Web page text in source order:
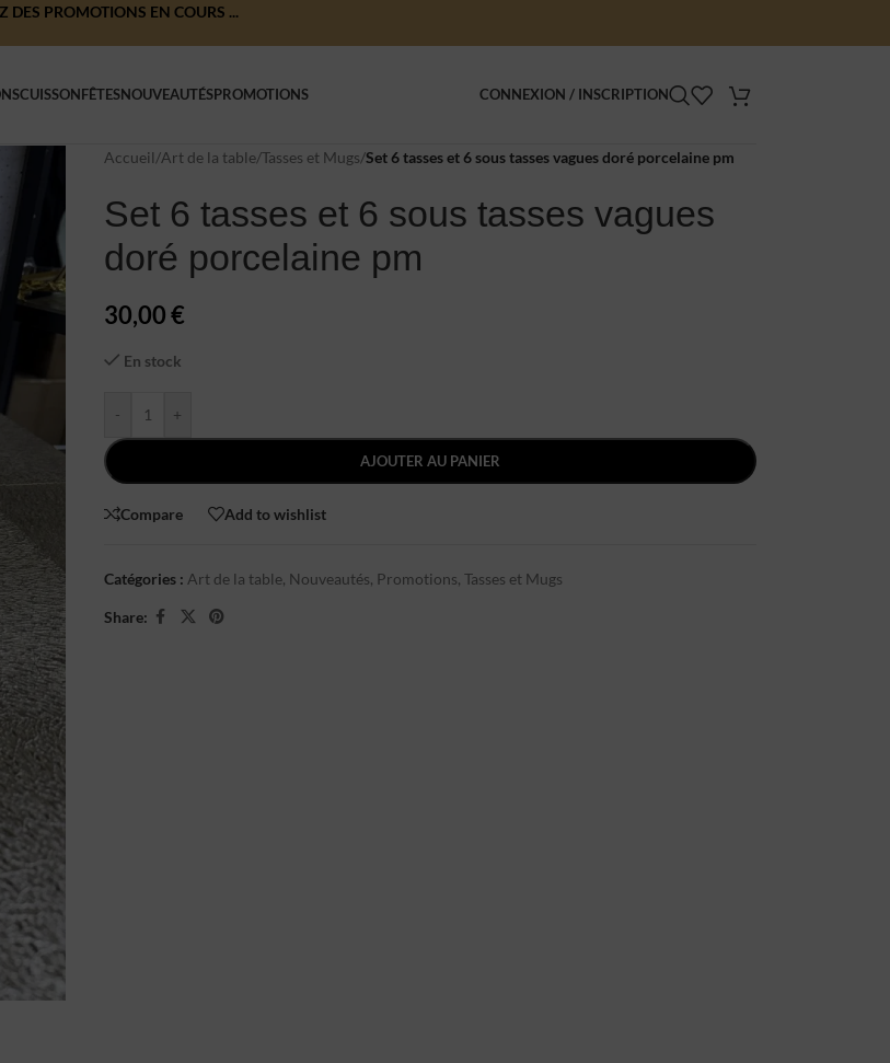
DES PROMOTIONS EN COURS ...
CUISSONFÊTESNOUVEAUTÉSPROMOTIONS CONNEXION / INSCRIPTION
Accueil/Art de la table/Tasses et Mugs/Set 6 tasses et 6 sous tasses vagues doré porcelaine pm
Set 6 tasses et 6 sous tasses vagues
doré porcelaine pm
30,00€
En stock
- +
AJOUTER AU PANIER
Compare Add to wishlist
Catégories : Art de la table, Nouveautés, Promotions, Tasses et Mugs
Share: